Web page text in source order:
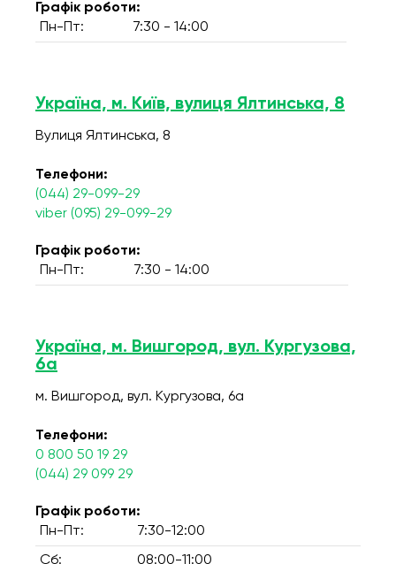
Графік роботи:
Пн-Пт:
7:30 - 14:00
Україна, м. Київ, вулиця Ялтинська, 8
Вулиця Ялтинська, 8
Телефони:
(044) 29-099-29
viber (095) 29-099-29
Графік роботи:
Пн-Пт:
7:30 - 14:00
Україна, м. Вишгород, вул. Кургузова,
6а
м. Вишгород, вул. Кургузова, 6а
Телефони:
0 800 50 19 29
(044) 29 099 29
Графік роботи:
Пн-Пт:
7:30-12:00
Сб: 08:00-11:00